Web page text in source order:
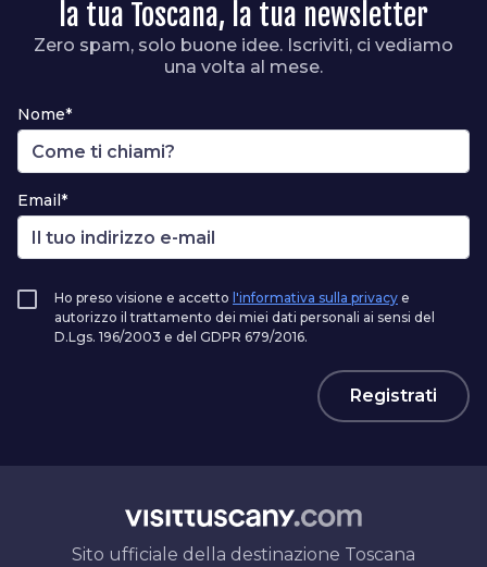
la tua Toscana, la tua newsletter
Zero spam, solo buone idee. Iscriviti, ci vediamo
una volta al mese.
Nome*
Email*
Ho preso visione e accetto l'informativa sulla privacy e
autorizzo il trattamento dei miei dati personali ai sensi del
D.Lgs. 196/2003 e del GDPR 679/2016.
Registrati
Sito ufficiale della destinazione Toscana